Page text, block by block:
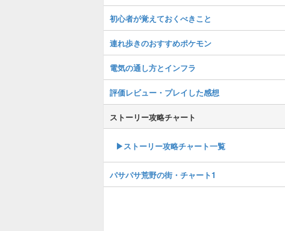
初心者が覚えておくべきこと
連れ歩きのおすすめポケモン
電気の通し方とインフラ
評価レビュー・プレイした感想
ストーリー攻略チャート
▶ストーリー攻略チャート一覧
パサパサ荒野の街・チャート1